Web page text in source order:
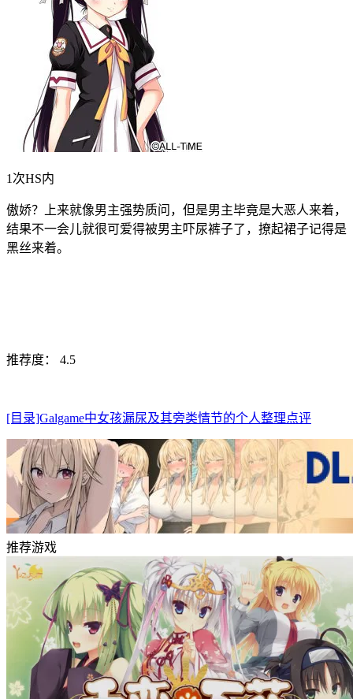
1次HS内
傲娇？上来就像男主强势质问，但是男主毕竟是大恶人来着，
结果不一会儿就很可爱得被男主吓尿裤子了，撩起裙子记得是
黑丝来着。
推荐度： 4.5
[目录]Galgame中女孩漏尿及其旁类情节的个人整理点评
推荐游戏